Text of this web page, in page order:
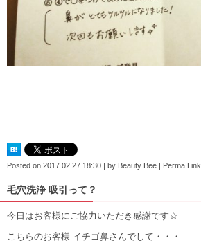
Posted on 2017.02.27 18:30 | by Beauty Bee | Perma Link
毛穴洗浄 吸引って？
今日はお客様にご協力いただき感謝です☆
こちらのお客様 イチゴ鼻さんでして・・・